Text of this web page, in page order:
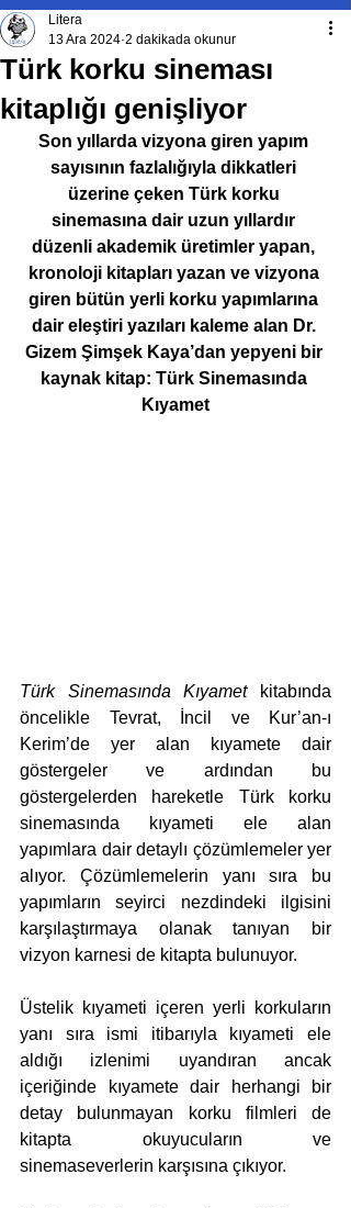
Türk korku sineması
kitaplığı genişliyor
Litera
13 Ara 2024 2 dakikada okunur
Son yıllarda vizyona giren yapım
sayısının fazlalığıyla dikkatleri
üzerine çeken Türk korku
sinemasına dair uzun yıllardır
düzenli akademik üretimler yapan,
kronoloji kitapları yazan ve vizyona
giren bütün yerli korku yapımlarına
dair eleştiri yazıları kaleme alan Dr.
Gizem Şimşek Kaya’dan yepyeni bir
kaynak kitap: Türk Sinemasında
Kıyamet
Türk Sinemasında Kıyamet kitabında
öncelikle Tevrat, İncil ve Kur’an-ı
Kerim’de yer alan kıyamete dair
göstergeler ve ardından bu
göstergelerden hareketle Türk korku
sinemasında kıyameti ele alan
yapımlara dair detaylı çözümlemeler yer
alıyor. Çözümlemelerin yanı sıra bu
yapımların seyirci nezdindeki ilgisini
karşılaştırmaya olanak tanıyan bir
vizyon karnesi de kitapta bulunuyor.
Üstelik kıyameti içeren yerli korkuların
yanı sıra ismi itibarıyla kıyameti ele
aldığı izlenimi uyandıran ancak
içeriğinde kıyamete dair herhangi bir
detay bulunmayan korku filmleri de
kitapta okuyucuların ve
sinemaseverlerin karşısına çıkıyor.